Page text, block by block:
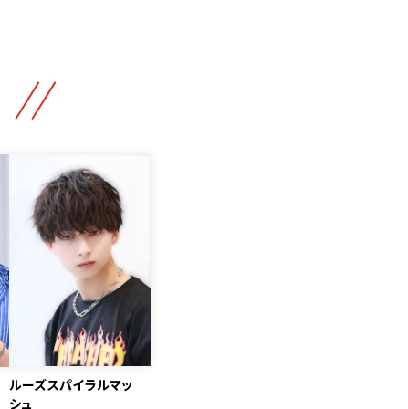
ルーズスパイラルマッ
シュ